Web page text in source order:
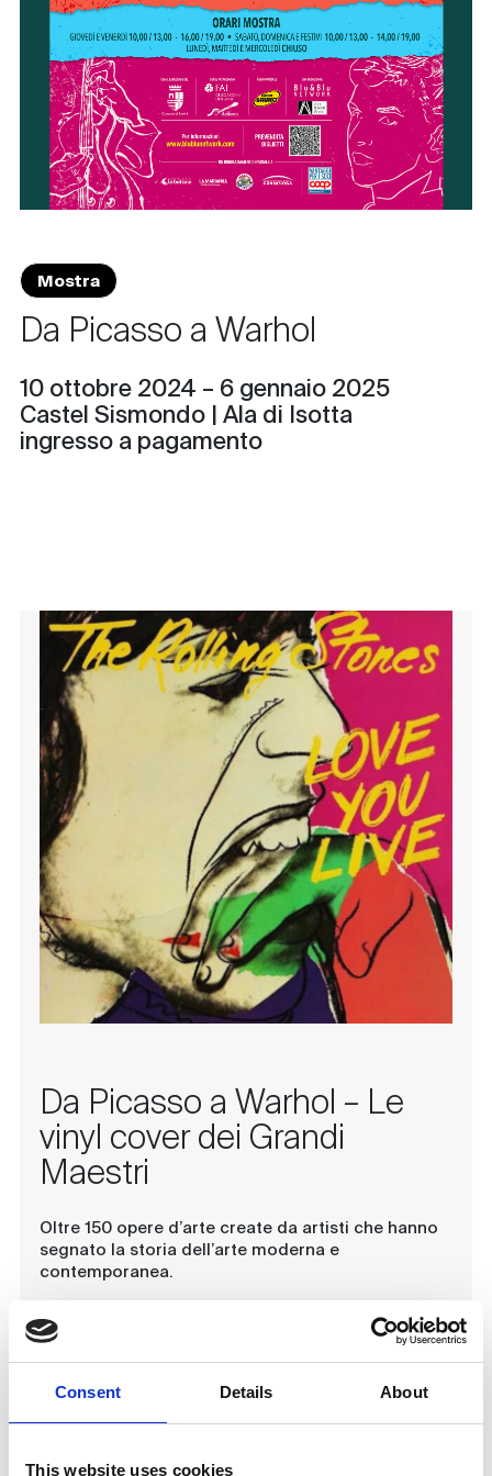
Consent Details About
This website uses cookies
Mostra
Da Picasso a Warhol
10 ottobre 2024 – 6 gennaio 2025
Castel Sismondo | Ala di Isotta
ingresso a pagamento
Da Picasso a Warhol – Le
vinyl cover dei Grandi
Maestri
Oltre 150 opere d’arte create da artisti che hanno
segnato la storia dell’arte moderna e
contemporanea.
percorre decenni di innovazioni grafiche, con
Damien Hirst e Keith Haring. Le cover diventano
così non solo uno strumento di promozione
Artisti come Warhol hanno colto l’essenza della